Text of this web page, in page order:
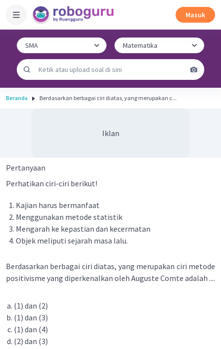
Masuk
Beranda Berdasarkan berbagai ciri diatas, yang merupakan c...
Iklan
Pertanyaan
Perhatikan ciri-ciri berikut!
Kajian harus bermanfaat
Menggunakan metode statistik
Mengarah ke kepastian dan kecermatan
Objek meliputi sejarah masa lalu.
Berdasarkan berbagai ciri diatas, yang merupakan ciri metode
positivisme yang diperkenalkan oleh Auguste Comte adalah ....
(1) dan (2)
(1) dan (3)
(1) dan (4)
(2) dan (3)